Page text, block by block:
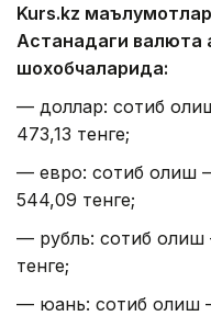
Kurs.kz
Астанадаги валюта
шохобчаларида:
— доллар: сотиб
473,13 тенге;
— евро: сотиб олиш
544,09 тенге;
— рубль: сотиб
тенге;
— юань: сотиб олиш